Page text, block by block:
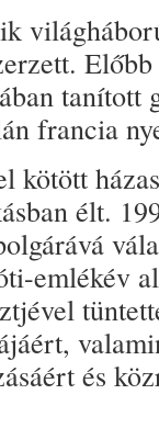
tanított
francia
kötött
élt.
emlékév
és